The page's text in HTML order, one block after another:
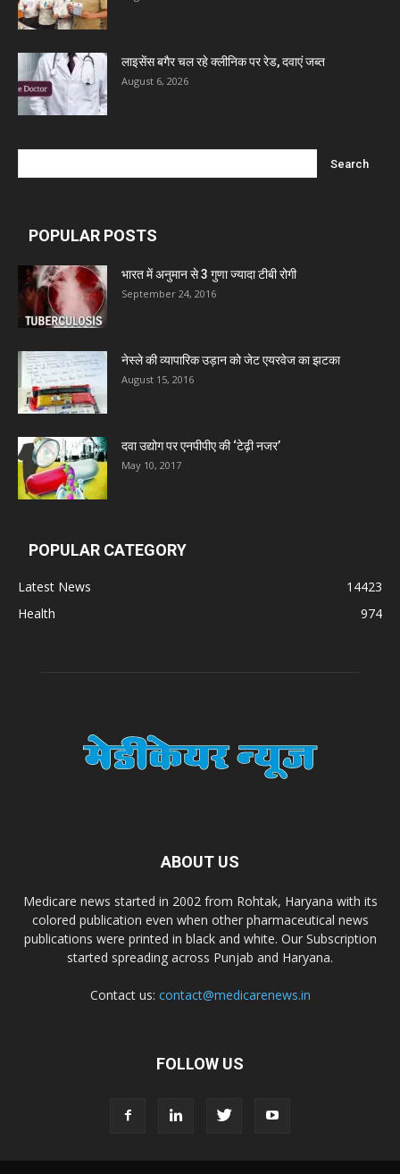
लाइसेंस बगैर चल रहे क्लीनिक पर रेड, दवाएं जब्त
August 6, 2026
POPULAR POSTS
भारत में अनुमान से 3 गुणा ज्यादा टीबी रोगी
September 24, 2016
नेस्ले की व्यापारिक उड़ान को जेट एयरवेज का झटका
August 15, 2016
दवा उद्योग पर एनपीपीए की ‘टेढ़ी नजर’
May 10, 2017
POPULAR CATEGORY
Latest News
14423
Health
974
ABOUT US
Medicare news started in 2002 from Rohtak, Haryana with its
colored publication even when other pharmaceutical news
publications were printed in black and white. Our Subscription
started spreading across Punjab and Haryana.
Contact us: contact@medicarenews.in
FOLLOW US